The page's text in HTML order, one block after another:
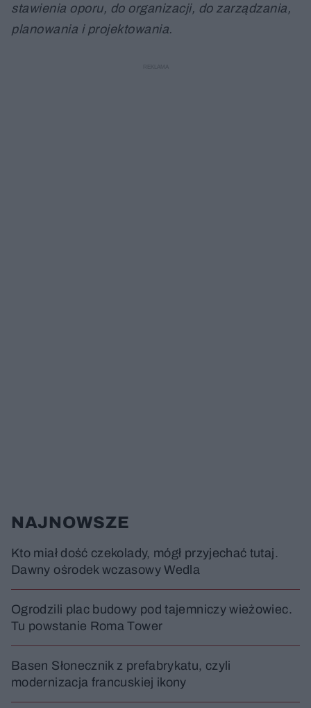
stawienia oporu, do organizacji, do zarządzania,
planowania i projektowania.
NAJNOWSZE
Kto miał dość czekolady, mógł przyjechać tutaj.
Dawny ośrodek wczasowy Wedla
Ogrodzili plac budowy pod tajemniczy wieżowiec.
Tu powstanie Roma Tower
Basen Słonecznik z prefabrykatu, czyli
modernizacja francuskiej ikony